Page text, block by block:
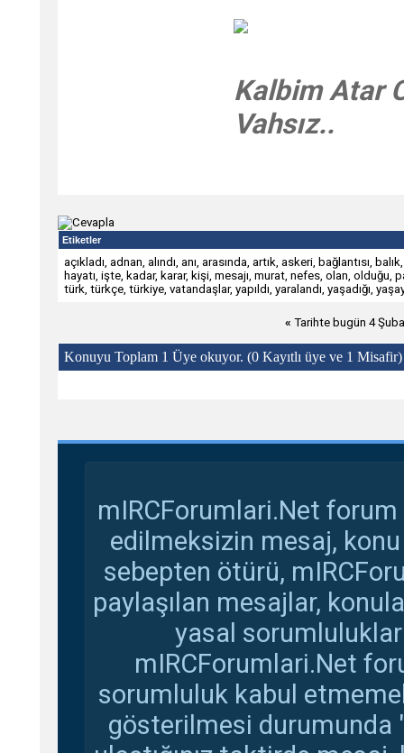
Kalbim Atar
Vahsız..
Etiketler
açıkladı, adnan, alındı, anı, arasında, artık, askeri, bağlantısı, balık
hayatı, işte, kadar, karar, kişi, mesajı, murat, nefes, olan, olduğu,
türk, türkçe, türkiye, vatandaşlar, yapıldı, yaralandı, yaşadığı,
« Tarihte bugün 4
Konuyu Toplam 1 Üye okuyor. (0 Kayıtlı üye ve 1 Misafir)
mIRCForumlari.Net
edilmeksizin mesaj,
sebepten ötürü,
paylaşılan mesajlar,
yasal
mIRCForumlari.Net
sorumluluk kabul
gösterilmesi durumunda